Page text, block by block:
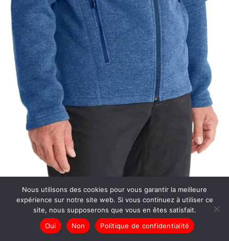
Test de la veste légère Marmot drop line
Nous utilisons des cookies pour vous garantir la meilleure
expérience sur notre site web. Si vous continuez à utiliser ce
site, nous supposerons que vous en êtes satisfait.
Oui
Non Politique de confidentialité